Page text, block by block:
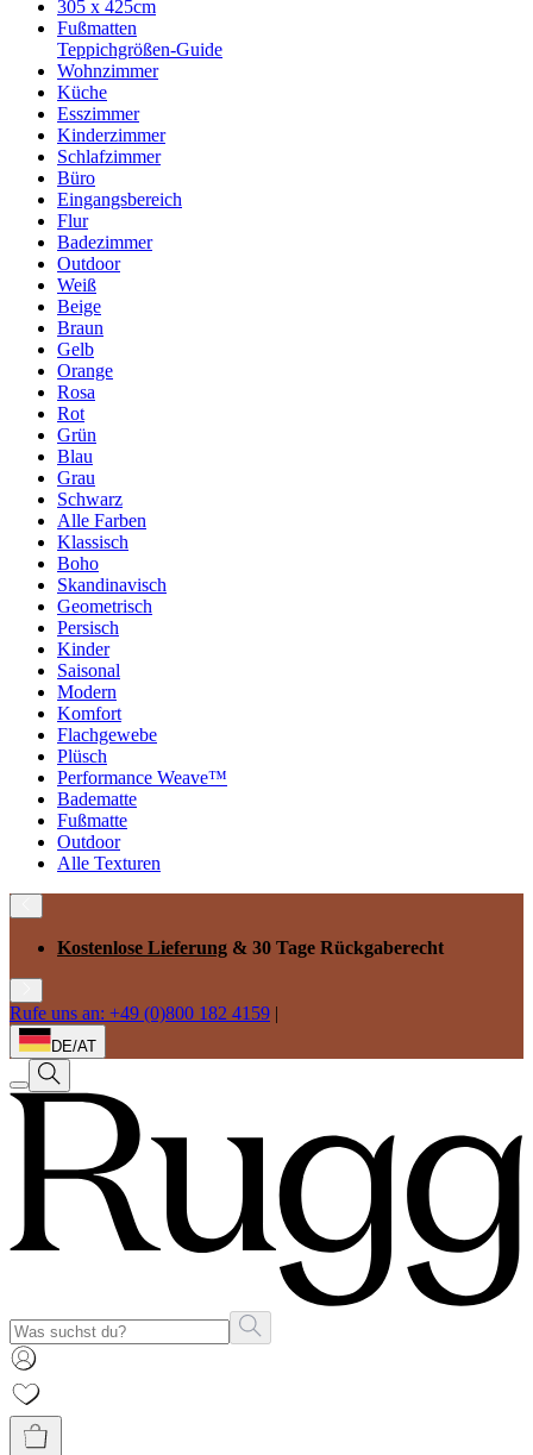
305 x 425cm
Fußmatten
Teppichgrößen-Guide
Wohnzimmer
Küche
Esszimmer
Kinderzimmer
Schlafzimmer
Büro
Eingangsbereich
Flur
Badezimmer
Outdoor
Weiß
Beige
Braun
Gelb
Orange
Rosa
Rot
Grün
Blau
Grau
Schwarz
Alle Farben
Klassisch
Boho
Skandinavisch
Geometrisch
Persisch
Kinder
Saisonal
Modern
Komfort
Flachgewebe
Plüsch
Performance Weave™
Badematte
Fußmatte
Outdoor
Alle Texturen
Kostenlose Lieferung & 30 Tage Rückgaberecht
Rufe uns an: +49 (0)800 182 4159 |
DE/AT